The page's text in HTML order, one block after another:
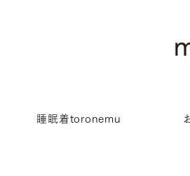
睡眠着toronemu